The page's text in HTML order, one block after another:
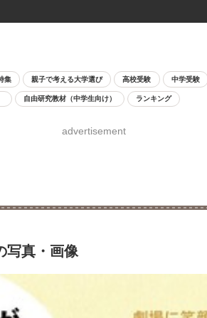
集 親子で考える大学選び 高校受験 中学受験
自由研究教材（中学生向け） ランキング
advertisement
写真・画像